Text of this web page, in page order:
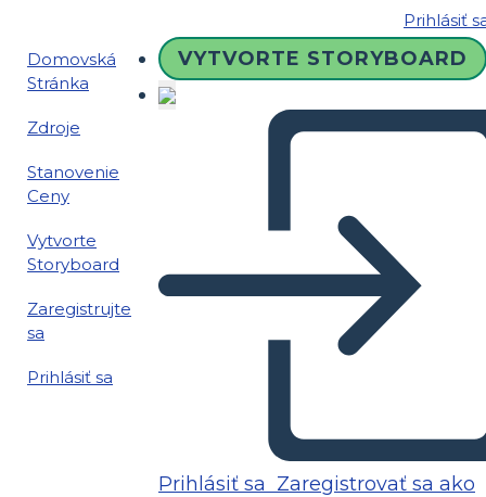
Prihlásiť
Domovská
Stránka
Zdroje
Stanovenie
Ceny
Vytvorte
Storyboard
Zaregistrujte
sa
Prihlásiť sa
VYTVORTE STORYBOARD
Prihlásiť sa Zaregistrovať sa ako